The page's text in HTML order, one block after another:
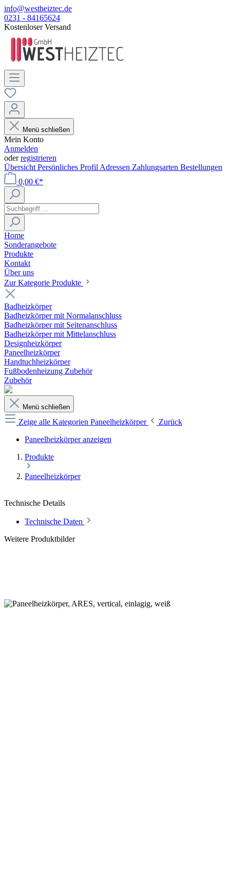
info@westheiztec.de
0231 - 84165624
Kostenloser Versand
Menü schließen
Mein Konto
Anmelden
oderregistrieren
Übersicht Persönliches Profil Adressen Zahlungsarten Bestellungen
0,00 €*
Home
Sonderangebote
Produkte
Kontakt
Über uns
Zur Kategorie Produkte
Badheizkörper
Badheizkörper mit Normalanschluss
Badheizkörper mit Seitenanschluss
Badheizkörper mit Mittelanschluss
Designheizkörper
Paneelheizkörper
Handtuchheizkörper
Fußbodenheizung Zubehör
Zubehör
Menü schließen
Zeige alle Kategorien Paneelheizkörper
Zurück
Paneelheizkörper anzeigen
Produkte
Paneelheizkörper
Technische Details
Technische Daten
Weitere Produktbilder